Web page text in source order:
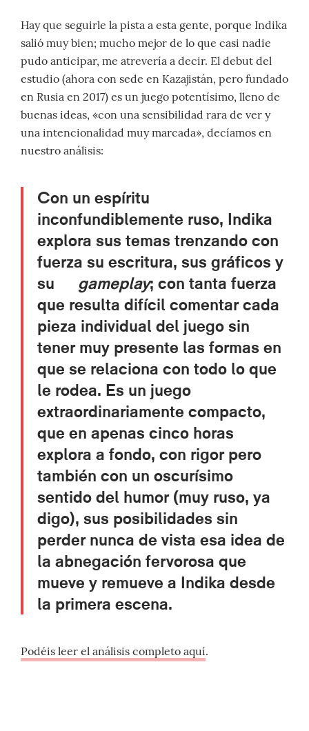
Hay que seguirle la pista a esta gente, porque Indika
salió muy bien; mucho mejor de lo que casi nadie
pudo anticipar, me atrevería a decir. El debut del
estudio (ahora con sede en Kazajistán, pero fundado
en Rusia en 2017) es un juego potentísimo, lleno de
buenas ideas, «con una sensibilidad rara de ver y
una intencionalidad muy marcada», decíamos en
nuestro análisis:
Con un espíritu
inconfundiblemente ruso, Indika
explora sus temas trenzando con
fuerza su escritura, sus gráficos y
su gameplay; con tanta fuerza
que resulta difícil comentar cada
pieza individual del juego sin
tener muy presente las formas en
que se relaciona con todo lo que
le rodea. Es un juego
extraordinariamente compacto,
que en apenas cinco horas
explora a fondo, con rigor pero
también con un oscurísimo
sentido del humor (muy ruso, ya
digo), sus posibilidades sin
perder nunca de vista esa idea de
la abnegación fervorosa que
mueve y remueve a Indika desde
la primera escena.
Podéis leer el análisis completo aquí.